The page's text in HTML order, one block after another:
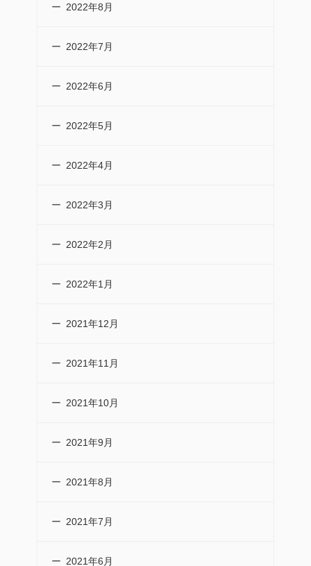
2022年8月
2022年7月
2022年6月
2022年5月
2022年4月
2022年3月
2022年2月
2022年1月
2021年12月
2021年11月
2021年10月
2021年9月
2021年8月
2021年7月
2021年6月